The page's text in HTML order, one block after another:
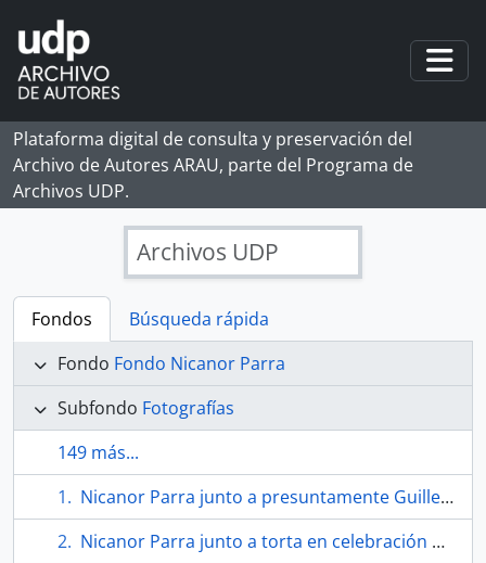
Skip to main content
Plataforma digital de consulta y preservación del
Archivo de Autores ARAU, parte del Programa de
Archivos UDP.
Archivos UDP
Fondos
Búsqueda rápida
Fondo Fondo Nicanor Parra
Subfondo Fotografías
149 más...
Nicanor Parra junto a presuntamente Guillermo García González
Nicanor Parra junto a torta en celebración de sus 80 años